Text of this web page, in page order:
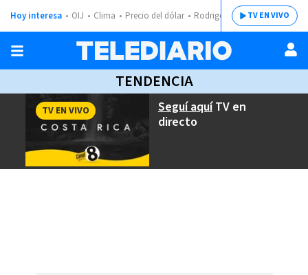
Hoy interesa OIJ Clima Precio del dólar Rodrigo ChavesTV EN VIVO
TENDENCIA
Seguí aquíTV en
directo
TV EN VIVO